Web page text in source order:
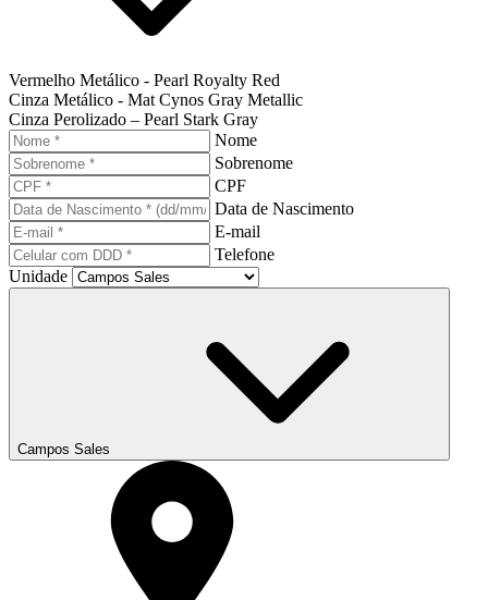
Vermelho Metálico - Pearl Royalty Red
Cinza Metálico - Mat Cynos Gray Metallic
Cinza Perolizado – Pearl Stark Gray
Nome
Sobrenome
CPF
Data de Nascimento
E-mail
Telefone
Unidade
Campos Sales